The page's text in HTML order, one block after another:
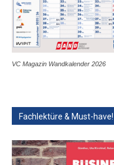
VC Magazin Wandkalender 2026
Fachlektüre & Must-have!